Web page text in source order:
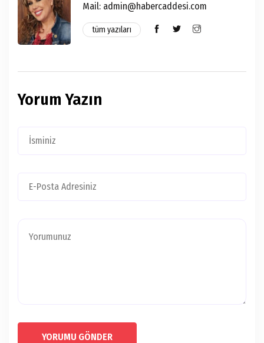
Mail: admin@habercaddesi.com
tüm yazıları
Yorum Yazın
YORUMU GÖNDER